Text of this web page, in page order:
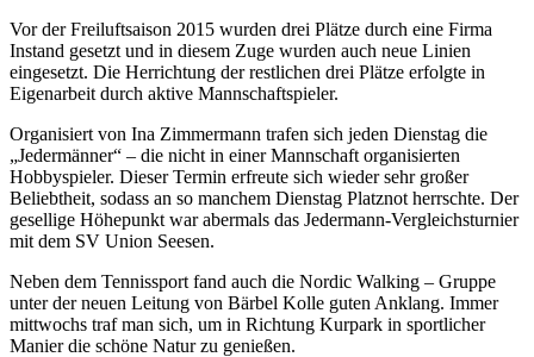
Vor der Freiluftsaison 2015 wurden drei Plätze durch eine Firma
Instand gesetzt und in diesem Zuge wurden auch neue Linien
eingesetzt. Die Herrichtung der restlichen drei Plätze erfolgte in
Eigenarbeit durch aktive Mannschaftspieler.
Organisiert von Ina Zimmermann trafen sich jeden Dienstag die
„Jedermänner“ – die nicht in einer Mannschaft organisierten
Hobbyspieler. Dieser Termin erfreute sich wieder sehr großer
Beliebtheit, sodass an so manchem Dienstag Platznot herrschte. Der
gesellige Höhepunkt war abermals das Jedermann-Vergleichsturnier
mit dem SV Union Seesen.
Neben dem Tennissport fand auch die Nordic Walking – Gruppe
unter der neuen Leitung von Bärbel Kolle guten Anklang. Immer
mittwochs traf man sich, um in Richtung Kurpark in sportlicher
Manier die schöne Natur zu genießen.